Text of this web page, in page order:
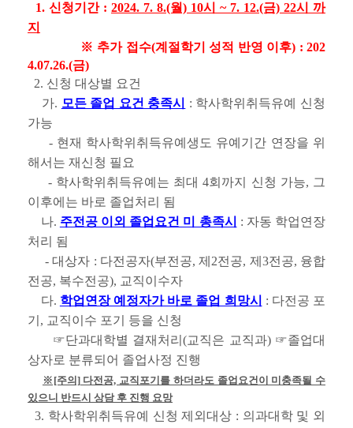
1. 신청기간 : 2024. 7. 8.(월) 10시 ~ 7. 12.(금) 22시 까
지
※ 추가 접수(계절학기 성적 반영 이후) : 202
4.07.26.(금)
2. 신청 대상별 요건
가. 모든 졸업 요건 충족시
: 학사학위취득유예 신청
가능
- 현재 학사학위취득유예생도 유예기간 연장을 위
해서는 재신청 필요
- 학사학위취득유예는 최대 4회까지 신청 가능, 그
이후에는 바로 졸업처리 됨
나. 주전공 이외 졸업요건 미 총족시
: 자동 학업연장
처리 됨
- 대상자 : 다전공자(부전공, 제2전공, 제3전공, 융합
전공, 복수전공), 교직이수자
다. 학업연장 예정자가 바로 졸업 희망시
: 다전공 포
기, 교직이수 포기 등을 신청
☞단과대학별 결재처리(교직은 교직과) ☞졸업대
상자로 분류되어 졸업사정 진행
※[주의] 다전공, 교직포기를 하더라도 졸업요건이 미충족될 수
있으니 반드시 상담 후 진행 요망
3. 학사학위취득유예 신청 제외대상 : 의과대학 및 외